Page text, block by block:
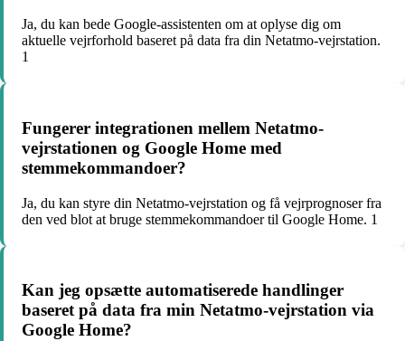
Ja, du kan bede Google-assistenten om at oplyse dig om
aktuelle vejrforhold baseret på data fra din Netatmo-vejrstation.
1
Fungerer integrationen mellem Netatmo-
vejrstationen og Google Home med
stemmekommandoer?
Ja, du kan styre din Netatmo-vejrstation og få vejrprognoser fra
den ved blot at bruge stemmekommandoer til Google Home. 1
Kan jeg opsætte automatiserede handlinger
baseret på data fra min Netatmo-vejrstation via
Google Home?